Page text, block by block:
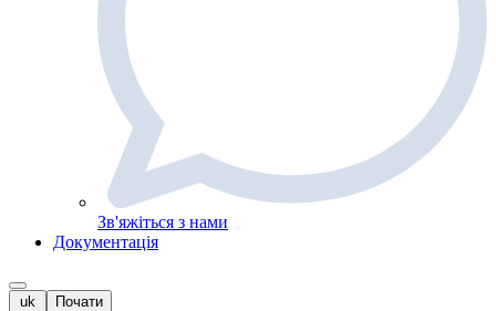
Зв'яжіться з нами
Документація
uk Почати